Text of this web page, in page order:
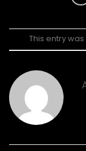
This entry